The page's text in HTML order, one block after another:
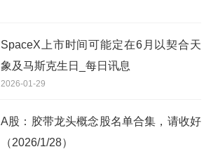
SpaceX上市时间可能定在6月以契合天
象及马斯克生日_每日讯息
2026-01-29
A股：胶带龙头概念股名单合集，请收好
（2026/1/28）